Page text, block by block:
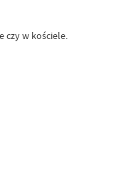
czy w kościele.